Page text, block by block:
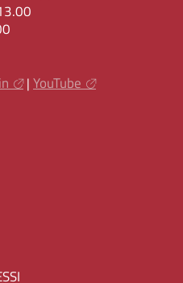
| YouTube